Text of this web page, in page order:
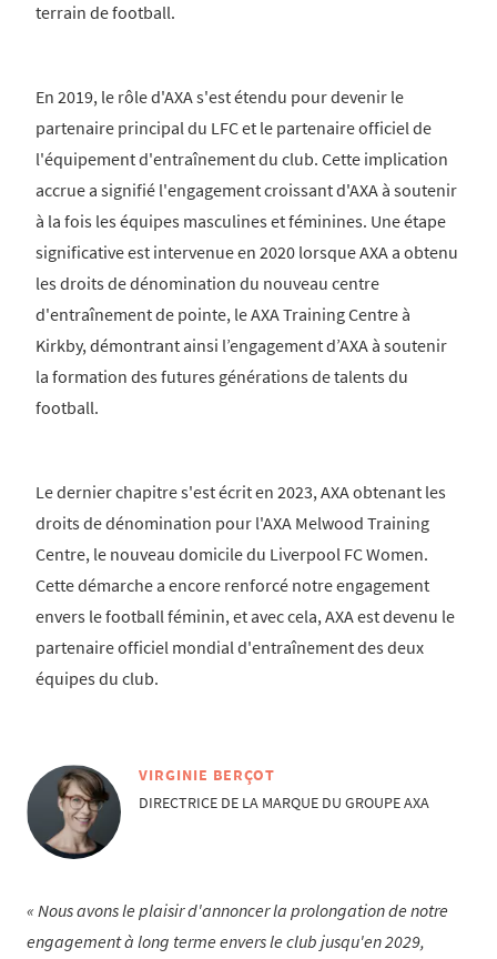
terrain de football.
En 2019, le rôle d'AXA s'est étendu pour devenir le
partenaire principal du LFC et le partenaire officiel de
l'équipement d'entraînement du club. Cette implication
accrue a signifié l'engagement croissant d'AXA à soutenir
à la fois les équipes masculines et féminines. Une étape
significative est intervenue en 2020 lorsque AXA a obtenu
les droits de dénomination du nouveau centre
d'entraînement de pointe, le AXA Training Centre à
Kirkby, démontrant ainsi l’engagement d’AXA à soutenir
la formation des futures générations de talents du
football.
Le dernier chapitre s'est écrit en 2023, AXA obtenant les
droits de dénomination pour l'AXA Melwood Training
Centre, le nouveau domicile du Liverpool FC Women.
Cette démarche a encore renforcé notre engagement
envers le football féminin, et avec cela, AXA est devenu le
partenaire officiel mondial d'entraînement des deux
équipes du club.
VIRGINIE BERÇOT
DIRECTRICE DE LA MARQUE DU GROUPE AXA
Nous avons le plaisir d'annoncer la prolongation de notre
engagement à long terme envers le club jusqu'en 2029,